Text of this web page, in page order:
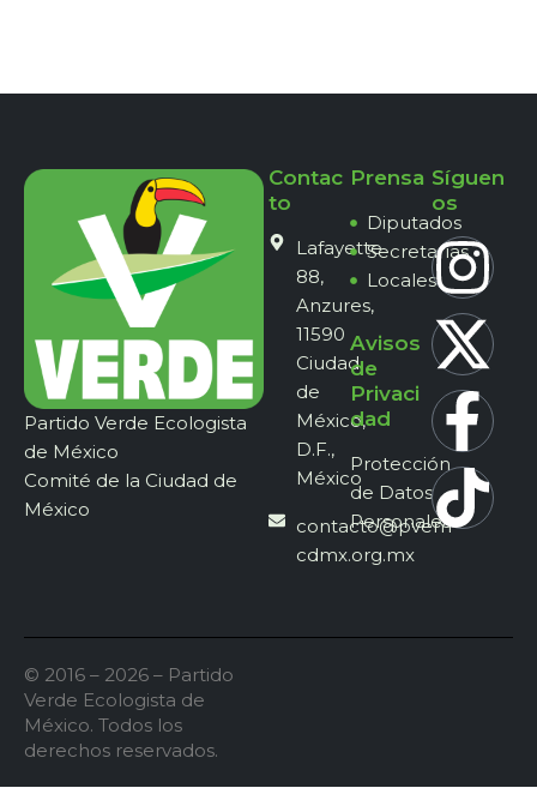
Partido Verde Ecologista
de México
Comité de la Ciudad de
México
Contac
to
Lafayette
88,
Anzures,
11590
Ciudad
de
México,
D.F.,
México
contacto@pvem-
cdmx.org.mx
Prensa
Diputados
Secretarías
Locales
Avisos
de
Privaci
dad
Protección
de Datos
Personales
Síguen
os
© 2016 – 2026 – Partido
Verde Ecologista de
México. Todos los
derechos reservados.